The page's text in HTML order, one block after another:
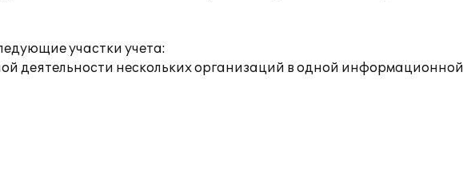
участки учета:
деятельности нескольких организаций в одной информационной